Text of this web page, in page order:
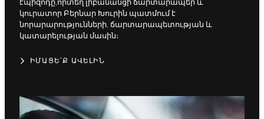
էպիզոդը,որտեղ լիբանանցի ճարտարապեր և
կուրատոր Բերնար Խուրին պատմում է
նորարարությունների, ճարտարապետության և
կատարելության մասին։
ԻՄԱՑԵ՛Ք ԱՎԵԼԻՆ